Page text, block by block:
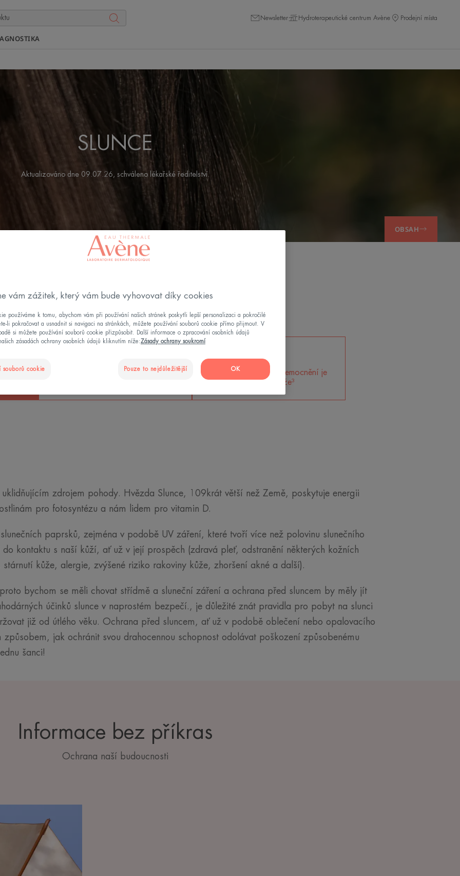
Newsletter Hydroterapeutické centrum Avène Prodejní místa
SLUNCE
Aktualizováno dne 09.07.26 , schváleno lékařské ředitelství.
OBSAH
UVB záření je absorbováno
1
ze tří nádorových onemocnění je
rakovina kůže³
uklidňujícím zdrojem pohody. Hvězda Slunce, 109krát větší než Země, poskytuje energii
pro fotosyntézu a nám lidem pro vitamin D.
paprsků, zejména v podobě UV záření, které tvoří více než polovinu slunečního
kontaktu s naší kůží, ať už v její prospěch (zdravá pleť, odstranění některých kožních
kůže, alergie, zvýšené riziko rakoviny kůže, zhoršení akné a další).
bychom se měli chovat střídmě a sluneční záření a ochrana před sluncem by měly jít
účinků slunce v naprostém bezpečí., je důležité znát pravidla pro pobyt na slunci
již od útlého věku. Ochrana před sluncem, ať už v podobě oblečení nebo opalovacího
jak ochránit svou drahocennou schopnost odolávat poškození způsobenému
šanci!
Informace bez příkras
Ochrana naší budoucnosti
vám zážitek, který vám bude vyhovovat díky cookies
používáme k tomu, abychom vám při používání našich stránek poskytli lepší personalizaci a pokročilé
li pokračovat a usnadnit si navigaci na stránkách, můžete používání souborů cookie přímo přijmout. V
si můžete používání souborů cookie přizpůsobit. Další informace o zpracování osobních údajů
zásadách ochrany osobních údajů kliknutím níže:Zásady ochrany soukromí
souborů cookie Pouze to nejdůležitější OK